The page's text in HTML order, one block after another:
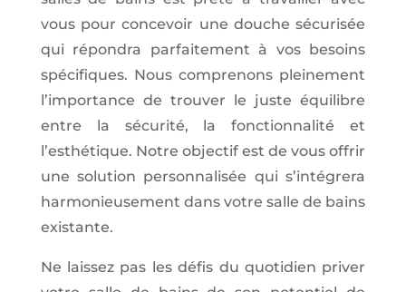
vous pour concevoir une douche sécurisée
qui répondra parfaitement à vos besoins
spécifiques. Nous comprenons pleinement
l’importance de trouver le juste équilibre
entre la sécurité, la fonctionnalité et
l’esthétique. Notre objectif est de vous offrir
une solution personnalisée qui s’intégrera
harmonieusement dans votre salle de bains
existante.
Ne laissez pas les défis du quotidien priver